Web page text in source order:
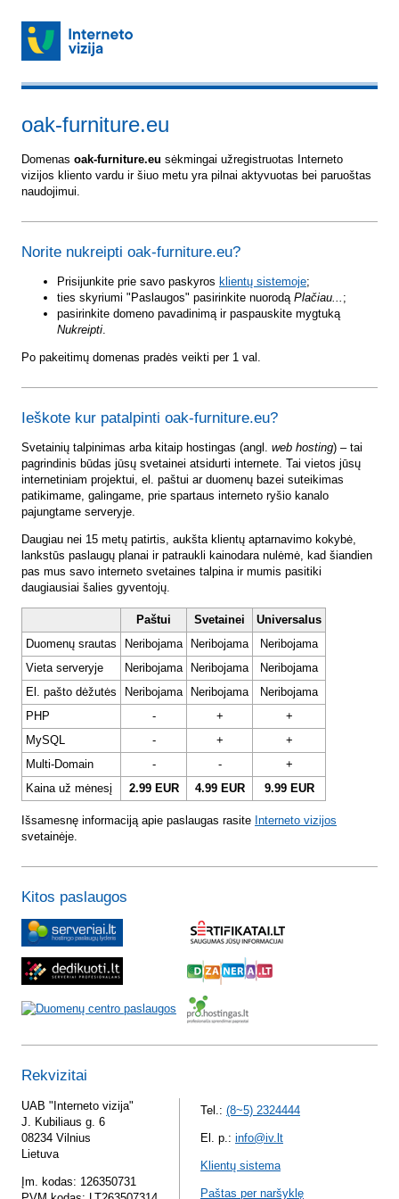
oak-furniture.eu
Domenas oak-furniture.eu sėkmingai užregistruotas Interneto
vizijos kliento vardu ir šiuo metu yra pilnai aktyvuotas bei paruoštas
naudojimui.
Norite nukreipti oak-furniture.eu?
Prisijunkite prie savo paskyros klientų sistemoje;
ties skyriumi "Paslaugos" pasirinkite nuorodą Plačiau... ;
pasirinkite domeno pavadinimą ir paspauskite mygtuką
Nukreipti.
Po pakeitimų domenas pradės veikti per 1 val.
Ieškote kur patalpinti oak-furniture.eu?
Svetainių talpinimas arba kitaip hostingas (angl. web hosting) – tai
pagrindinis būdas jūsų svetainei atsidurti internete. Tai vietos jūsų
internetiniam projektui, el. paštui ar duomenų bazei suteikimas
patikimame, galingame, prie spartaus interneto ryšio kanalo
pajungtame serveryje.
Daugiau nei 15 metų patirtis, aukšta klientų aptarnavimo kokybė,
lankstūs paslaugų planai ir patraukli kainodara nulėmė, kad šiandien
pas mus savo interneto svetaines talpina ir mumis pasitiki
daugiausiai šalies gyventojų.
Paštui Svetainei
Universalus
Duomenų srautas
Neribojama Neribojama
Neribojama
Vieta serveryje
Neribojama Neribojama
Neribojama
El. pašto dėžutės
Neribojama Neribojama
Neribojama
PHP
- +
+
MySQL
- +
+
Multi-Domain
- -
+
Kaina už mėnesį
2.99 EUR 4.99 EUR 9.99 EUR
Išsamesnę informaciją apie paslaugas rasite Interneto vizijos
svetainėje.
Kitos paslaugos
Rekvizitai
UAB "Interneto vizija"
J. Kubiliaus g. 6
08234 Vilnius
Lietuva
Įm. kodas: 126350731
Tel.: (8~5) 2324444
El. p.: info@iv.lt
Klientų sistema
Paštas per naršyklę